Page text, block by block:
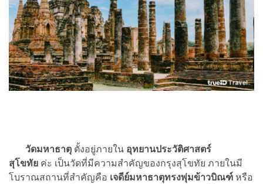
วัดมหาธาตุ ตั้งอยู่ภายใน อุทยานประวัติศาสตร์
สุโขทัย ค่ะ เป็นวัดที่มีความสำคัญของกรุงสุโขทัย ภายในมี
โบราณสถานที่สำคัญคือ เจดีย์มหาธาตุทรงพุ่มข้าวบิณฑ์ หรือ